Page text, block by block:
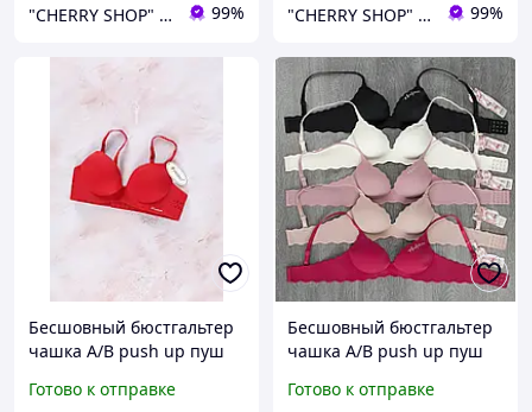
"CHERRY SHOP" Косметика, женская одежда и аксессуары 99% "CHERRY SHOP" Косметика, женская одежда и аксессуары 99%
Бесшовный бюстгальтер
чашка А/В push up пуш
Готово к отправке
Бесшовный бюстгальтер
чашка А/В push up пуш
А/В
Готово к отправке